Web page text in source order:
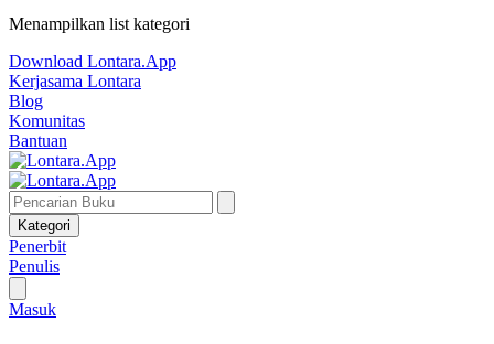
Menampilkan list kategori
Download Lontara.App
Kerjasama Lontara
Blog
Komunitas
Bantuan
Kategori
Penerbit
Penulis
Masuk